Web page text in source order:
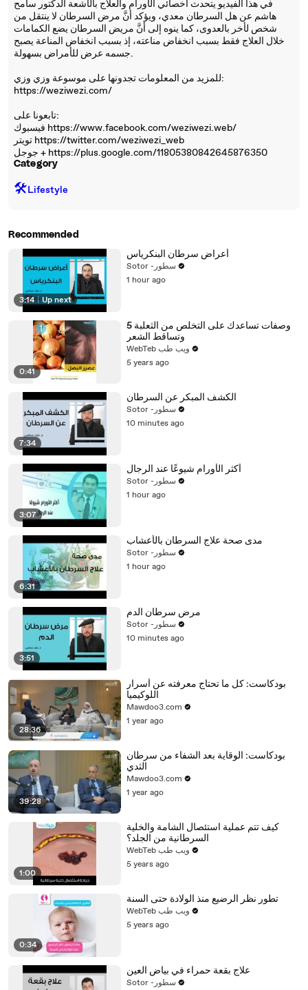
في هذا الفيديو يتحدث أخصائي الأورام والعلاج بالأشعة الدكتور سامح
هاشم عن هل السرطان معدي، ويؤكد أنَّ مرض السرطان لا ينتقل من
شخص لأخر بالعدوى، كما ينوه إلى أنَّ مريض السرطان يضع الكمامات
خلال العلاج فقط بسبب انخفاض مناعته، إذ بسبب انخفاض المناعة يصبح
جسمه عرض للأمراض بسهولة.
للمزيد من المعلومات تجدونها على موسوعة وزي وزي:
https://weziwezi.com/
تابعونا على:
فيسبوك https://www.facebook.com/weziwezi.web/
تويتر https://twitter.com/weziwezi_web
جوجل + https://plus.google.com/11805380842645876350
Category
🛠️Lifestyle
Recommended
3:14 | Up next
أعراض سرطان البنكرياس
Sotor -سطور
1 hour ago
0:41
5 وصفات تساعدك على التخلص من الثعلبة
وتساقط الشعر
WebTeb ويب طب
5 years ago
7:34
الكشف المبكر عن السرطان
Sotor -سطور
10 minutes ago
3:07
أكثر الأورام شيوعًا عند الرجال
Sotor -سطور
1 hour ago
6:31
مدى صحة علاج السرطان بالأعشاب
Sotor -سطور
1 hour ago
3:51
مرض سرطان الدم
Sotor -سطور
10 minutes ago
28:36
بودكاست: كل ما تحتاج معرفته عن أسرار
اللوكيميا
Mawdoo3.com
1 year ago
39:28
بودكاست: الوقاية بعد الشفاء من سرطان
الثدي
Mawdoo3.com
1 year ago
1:00
كيف تتم عملية استئصال الشامة والخلية
السرطانية من الجلد؟
WebTeb ويب طب
5 years ago
0:34
تطور نظر الرضيع منذ الولادة حتى السنة
WebTeb ويب طب
5 years ago
علاج بقعة حمراء في بياض العين
Sotor -سطور